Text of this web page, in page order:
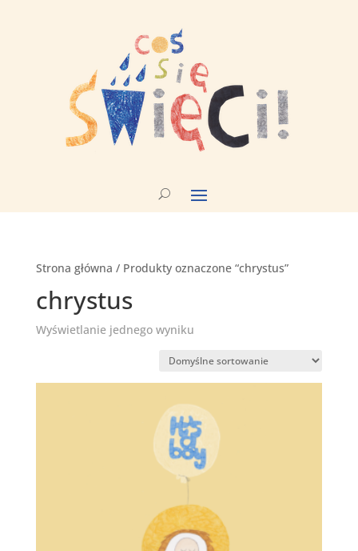
Strona główna / Produkty oznaczone “chrystus”
chrystus
Wyświetlanie jednego wyniku